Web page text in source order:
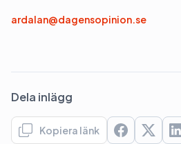
ardalan@dagensopinion.se
Dela inlägg
Kopiera länk